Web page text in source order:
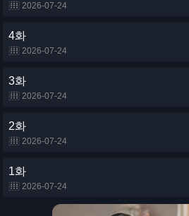
2026-07-24
4화
2026-07-24
3화
2026-07-24
2화
2026-07-24
1화
2026-07-24